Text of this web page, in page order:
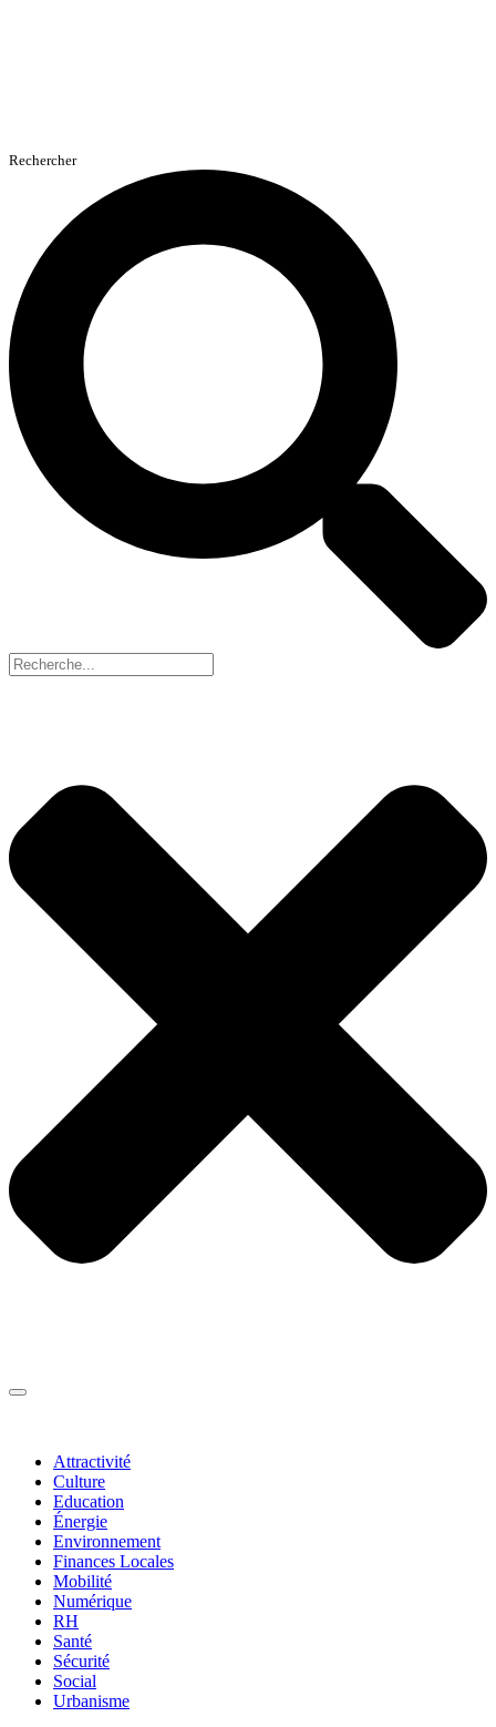
Rechercher
Attractivité
Culture
Education
Énergie
Environnement
Finances Locales
Mobilité
Numérique
RH
Santé
Sécurité
Social
Urbanisme